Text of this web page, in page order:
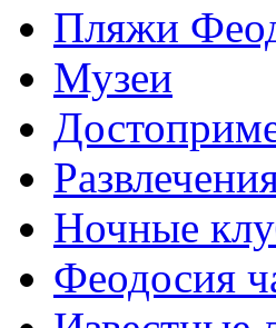
Пляжи
Музеи
Ночные
Феодосия